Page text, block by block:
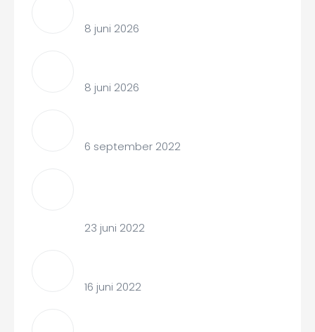
8 juni 2026
8 juni 2026
6 september 2022
23 juni 2022
16 juni 2022